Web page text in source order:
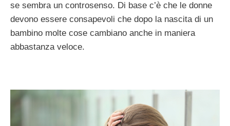
se sembra un controsenso. Di base c’è che le donne
devono essere consapevoli che dopo la nascita di un
bambino molte cose cambiano anche in maniera
abbastanza veloce.